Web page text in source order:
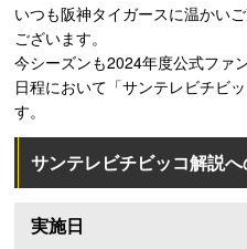
いつも阪神タイガースに温かい
ございます。
今シーズンも2024年度公式ファ
日程において「サンテレビチビ
す。
サンテレビチビッコ解説へ
実施日